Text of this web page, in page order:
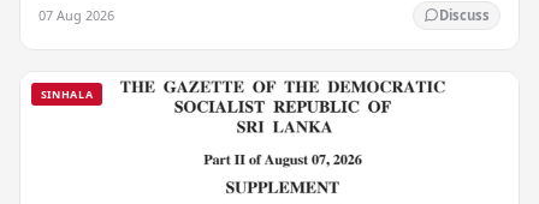
07 Aug 2026 Discuss
SINHALA